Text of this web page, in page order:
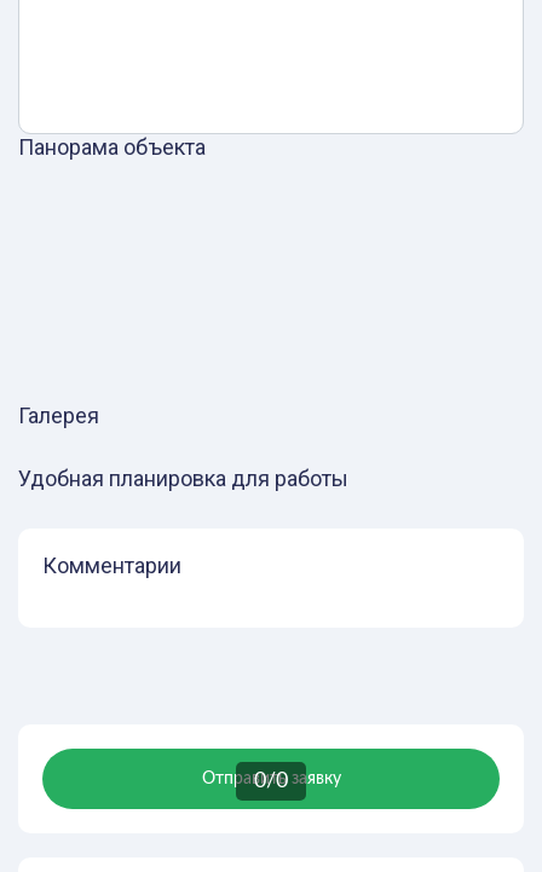
Панорама объекта
Галерея
0/0
Удобная планировка для работы
Комментарии
Отправить заявку